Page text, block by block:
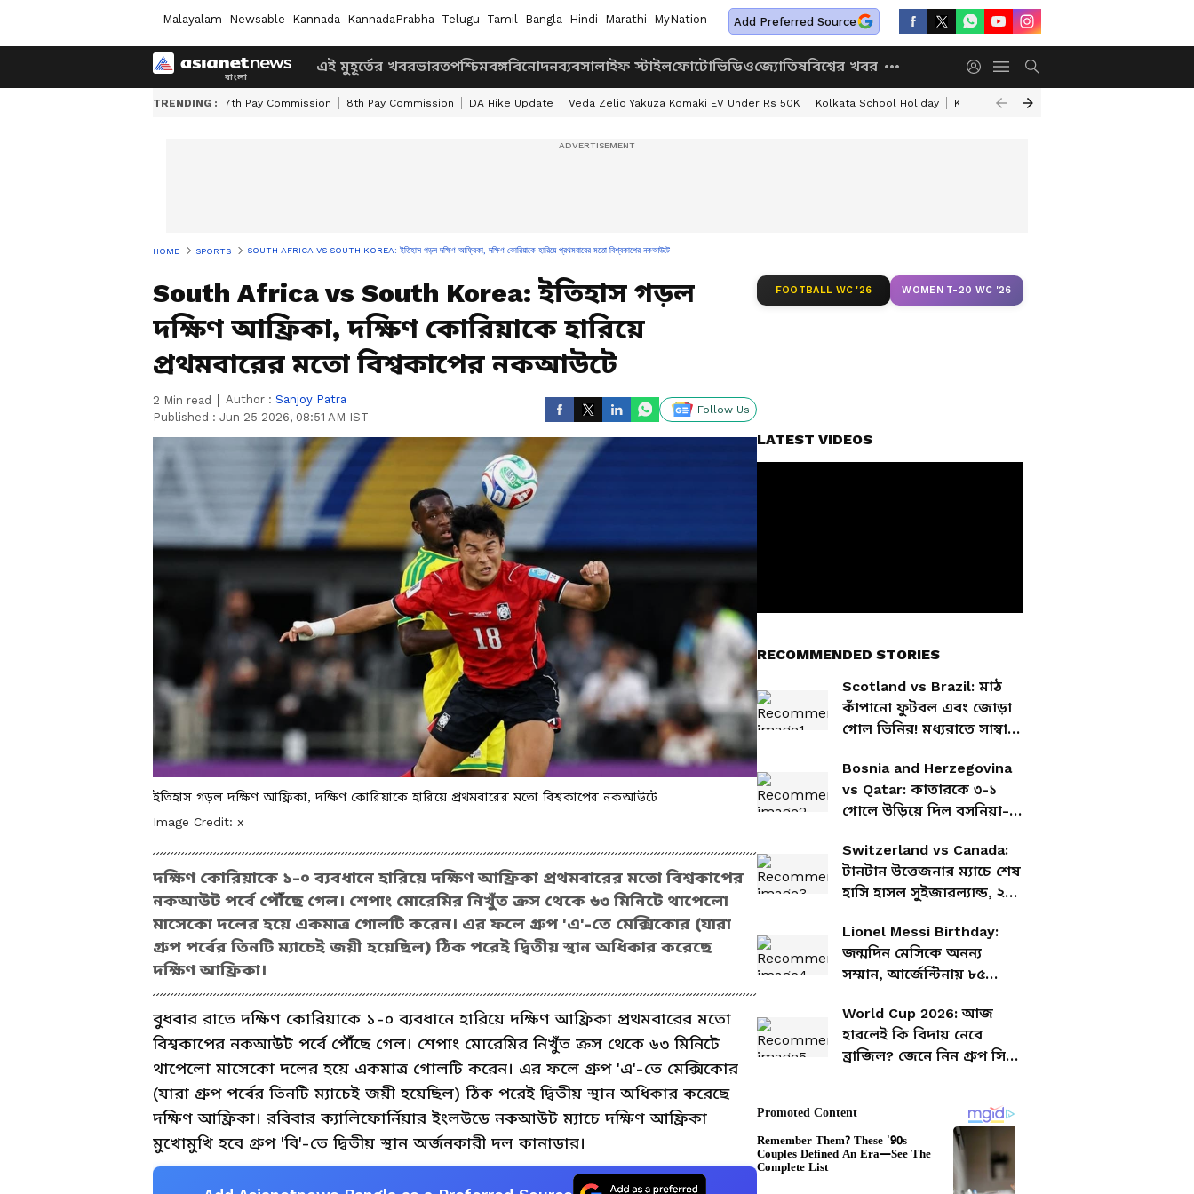
Malayalam Newsable Kannada KannadaPrabha Telugu Tamil Bangla Hindi Marathi MyNation Add Preferred Source
এই মুহূর্তের খবরভারতপশ্চিমবঙ্গবিনোদনব্যবসালাইফ স্টাইলফোটোভিডিওজ্যোতিষবিশ্বের খবর
TRENDING : 7th Pay Commission 8th Pay Commission DA Hike Update Veda Zelio Yakuza Komaki EV Under Rs 50K Kolkata School Holiday Kolkata Weather Update
HOME SPORTS SOUTH AFRICA VS SOUTH KOREA: ইতিহাস গড়ল দক্ষিণ আফ্রিকা, দক্ষিণ কোরিয়াকে হারিয়ে প্রথমবারের মতো বিশ্বকাপের নকআউটে
South Africa vs South Korea: ইতিহাস গড়ল
দক্ষিণ আফ্রিকা, দক্ষিণ কোরিয়াকে হারিয়ে
প্রথমবারের মতো বিশ্বকাপের নকআউটে
2 Min read Author : Sanjoy Patra
Published : Jun 25 2026, 08:51 AM IST
Follow Us
ইতিহাস গড়ল দক্ষিণ আফ্রিকা, দক্ষিণ কোরিয়াকে হারিয়ে প্রথমবারের মতো বিশ্বকাপের নকআউটে
Image Credit: x
দক্ষিণ কোরিয়াকে ১-০ ব্যবধানে হারিয়ে দক্ষিণ আফ্রিকা প্রথমবারের মতো বিশ্বকাপের
নকআউট পর্বে পৌঁছে গেল। শেপাং মোরেমির নিখুঁত ক্রস থেকে ৬৩ মিনিটে থাপেলো
মাসেকো দলের হয়ে একমাত্র গোলটি করেন। এর ফলে গ্রুপ 'এ'-তে মেক্সিকোর (যারা
গ্রুপ পর্বের তিনটি ম্যাচেই জয়ী হয়েছিল) ঠিক পরেই দ্বিতীয় স্থান অধিকার করেছে
দক্ষিণ আফ্রিকা।
বুধবার রাতে দক্ষিণ কোরিয়াকে ১-০ ব্যবধানে হারিয়ে দক্ষিণ আফ্রিকা প্রথমবারের মতো
বিশ্বকাপের নকআউট পর্বে পৌঁছে গেল। শেপাং মোরেমির নিখুঁত ক্রস থেকে ৬৩ মিনিটে
থাপেলো মাসেকো দলের হয়ে একমাত্র গোলটি করেন। এর ফলে গ্রুপ 'এ'-তে মেক্সিকোর
(যারা গ্রুপ পর্বের তিনটি ম্যাচেই জয়ী হয়েছিল) ঠিক পরেই দ্বিতীয় স্থান অধিকার করেছে
দক্ষিণ আফ্রিকা। রবিবার ক্যালিফোর্নিয়ার ইংলউডে নকআউট ম্যাচে দক্ষিণ আফ্রিকা
মুখোমুখি হবে গ্রুপ 'বি'-তে দ্বিতীয় স্থান অর্জনকারী দল কানাডার।
FOOTBALL WC '26 WOMEN T-20 WC '26
LATEST VIDEOS
RECOMMENDED STORIES
Scotland vs Brazil: মাঠ
কাঁপানো ফুটবল এবং জোড়া
গোল ভিনির! মধ্যরাতে সাম্বা
গোলে হারিয়ে পরের রাউন্ডে
ব্রাজিল
Bosnia and Herzegovina
vs Qatar: কাতারকে ৩-১
গোলে উড়িয়ে দিল বসনিয়া-
আউটে যাওয়া নির্ভর করছে
বাকি গ্রুপের উপর
Switzerland vs Canada:
টানটান উত্তেজনার ম্যাচে শেষ
হাসি হাসল সুইজারল্যান্ড, ২-১
Lionel Messi Birthday:
জন্মদিন মেসিকে অনন্য
সম্মান, আর্জেন্টিনায় ৮৫
World Cup 2026: আজ
হারলেই কি বিদায় নেবে
ব্রাজিল? জেনে নিন গ্রুপ সি-